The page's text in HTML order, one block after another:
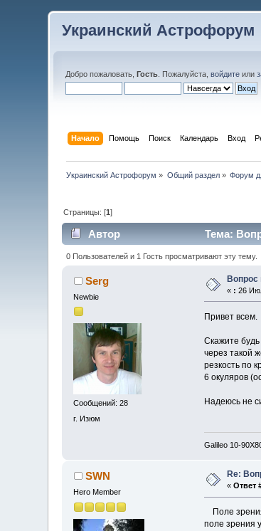
Украинский Астрофорум
Добро пожаловать,Гость . Пожалуйста,войдите или
Начало Помощь Поиск Календарь Вход
Украинский Астрофорум » Общий раздел» Форум
Страницы: [1]
Автор Тема:
0 Пользователей и 1 Гость просматривают эту тему.
Serg
Newbie
Сообщений: 28
г. Изюм
Вопрос
« : 26
Привет всем.
Скажите
через такой
резкость по
6 окуляров
Надеюсь не
Galileo 10-
SWN
Hero Member
Re:
«Ответ
Поле
поле зрения